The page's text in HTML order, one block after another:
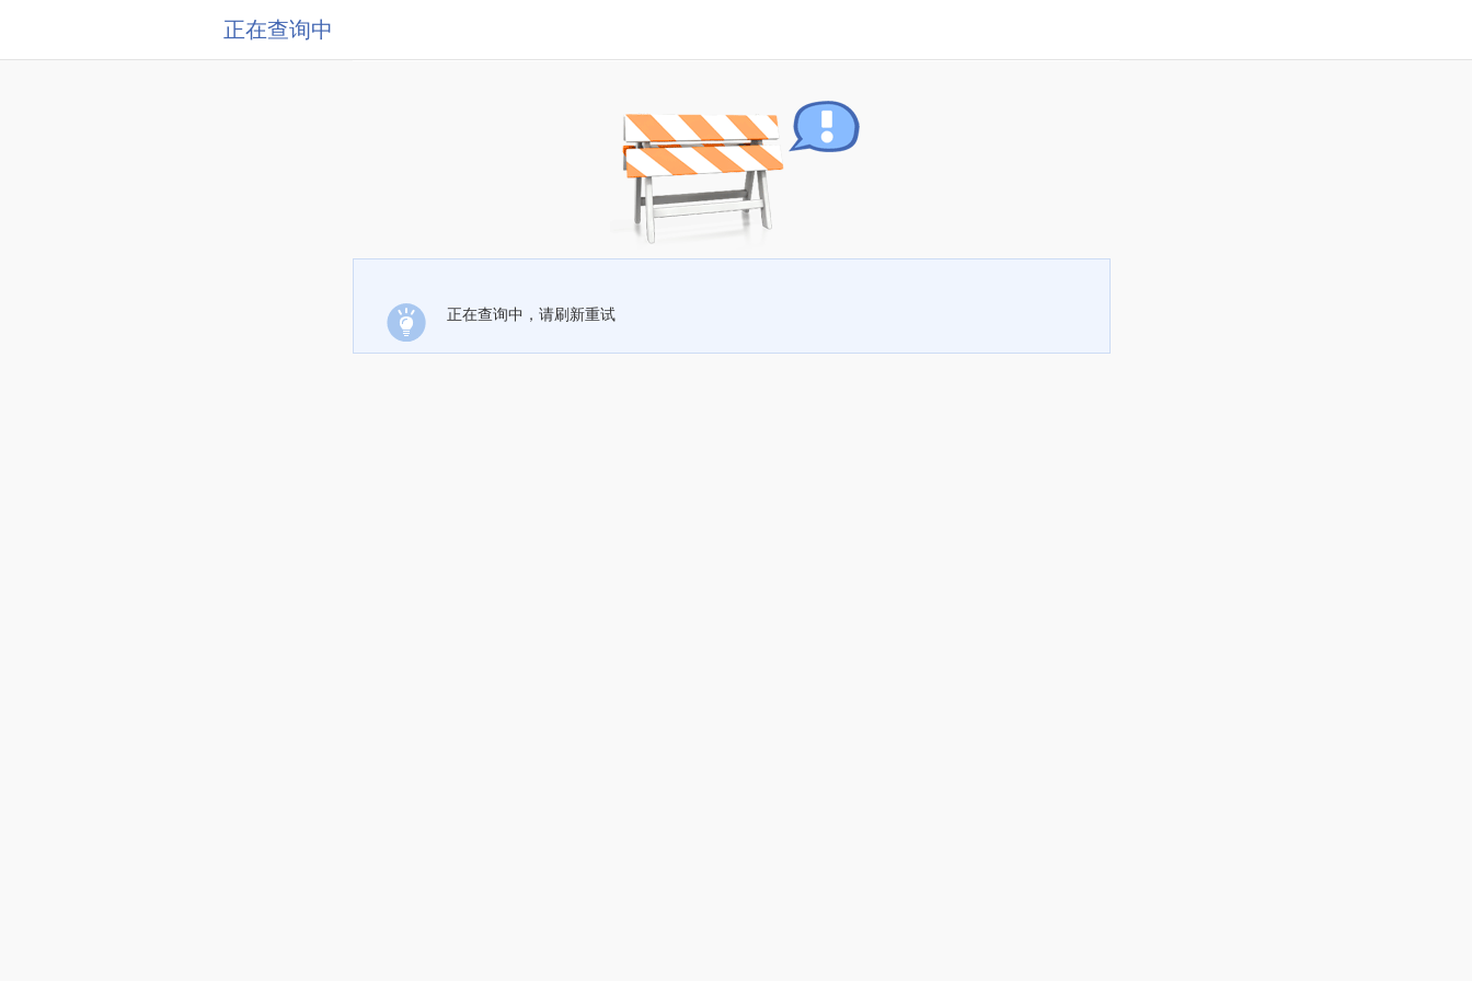
正在查询中
正在查询中，请刷新重试